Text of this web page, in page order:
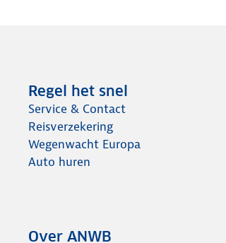
Regel het snel
Service & Contact
Reisverzekering
Wegenwacht Europa
Auto huren
Over ANWB